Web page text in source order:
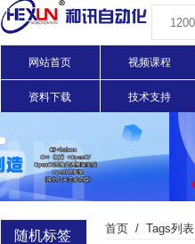
网站首页 视频课程
资料下载 技术支持
随机标签 首页 Tags列表